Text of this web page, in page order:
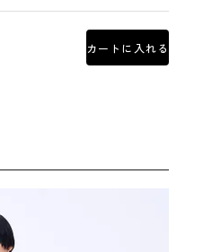
カートに入れる